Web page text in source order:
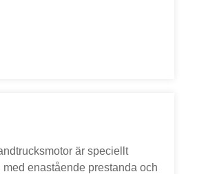
är speciellt
enastående prestanda och